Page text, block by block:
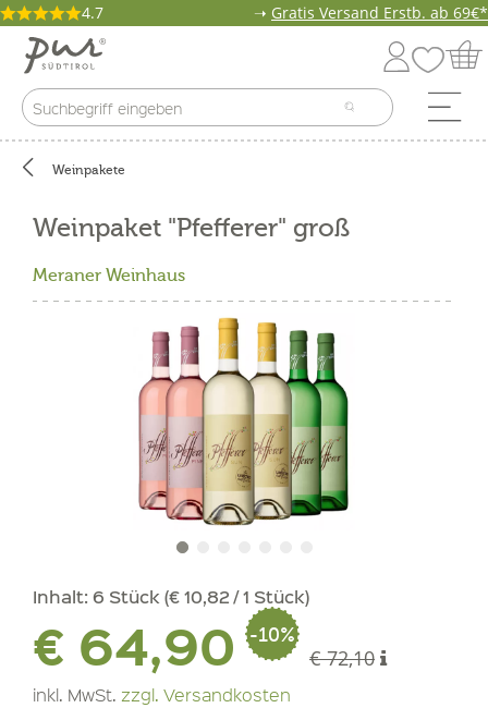
4.7 ➝ Gratis Versand Erstb. ab 69€*
Weinpakete
Weinpaket "Pfefferer" groß
Meraner Weinhaus
Inhalt: 6 Stück (€ 10,82 / 1 Stück)
€ 64,90 -10%
€ 72,10
inkl. MwSt. zzgl. Versandkosten